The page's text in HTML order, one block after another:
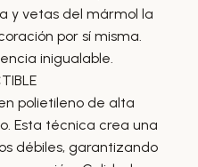
y vetas del mármol la
por sí misma.
inigualable.
polietileno de alta
Esta técnica crea una
débiles, garantizando